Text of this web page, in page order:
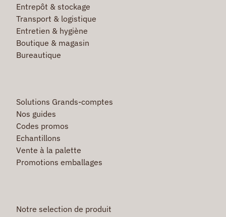
Entrepôt & stockage
Transport & logistique
Entretien & hygiène
Boutique & magasin
Bureautique
Solutions Grands-comptes
Nos guides
Codes promos
Echantillons
Vente à la palette
Promotions emballages
Notre selection de produit